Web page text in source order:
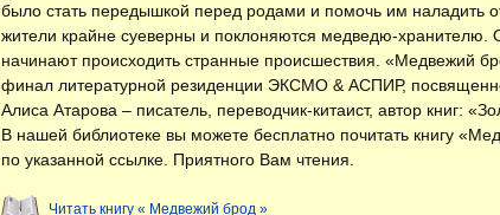
было стать передышкой перед родами и помочь им наладить
жители крайне суеверны и поклоняются медведю-
начинают происходить странные происшествия. «Медвежий
финал литературной резиденции ЭКСМО & АСПИР,
Алиса Атарова – писатель, переводчик-китаист, автор книг:
В нашей библиотеке вы можете бесплатно почитать книгу
по указанной ссылке. Приятного Вам чтения.
Читать книгу « Медвежий брод »